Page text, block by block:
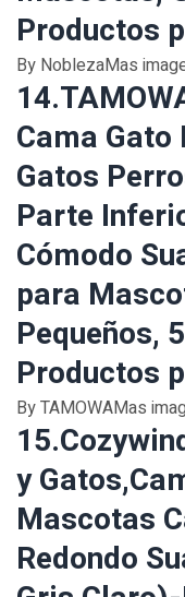
Productos
By NoblezaMas
Cama Gato
Gatos
Parte
Cómodo
para
Pequeños,
Productos
By TAMOWAMas
y
Mascotas
Redondo